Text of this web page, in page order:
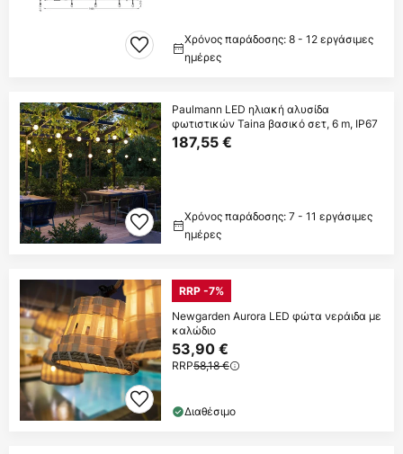
Χρόνος παράδοσης: 8 - 12 εργάσιμες
ημέρες
Paulmann LED ηλιακή αλυσίδα
φωτιστικών Taina βασικό σετ, 6 m, IP67
187,55 €
Χρόνος παράδοσης: 7 - 11 εργάσιμες
ημέρες
RRP -7%
Newgarden Aurora LED φώτα νεράιδα με
καλώδιο
53,90 €
RRP58,18 €
Διαθέσιμο